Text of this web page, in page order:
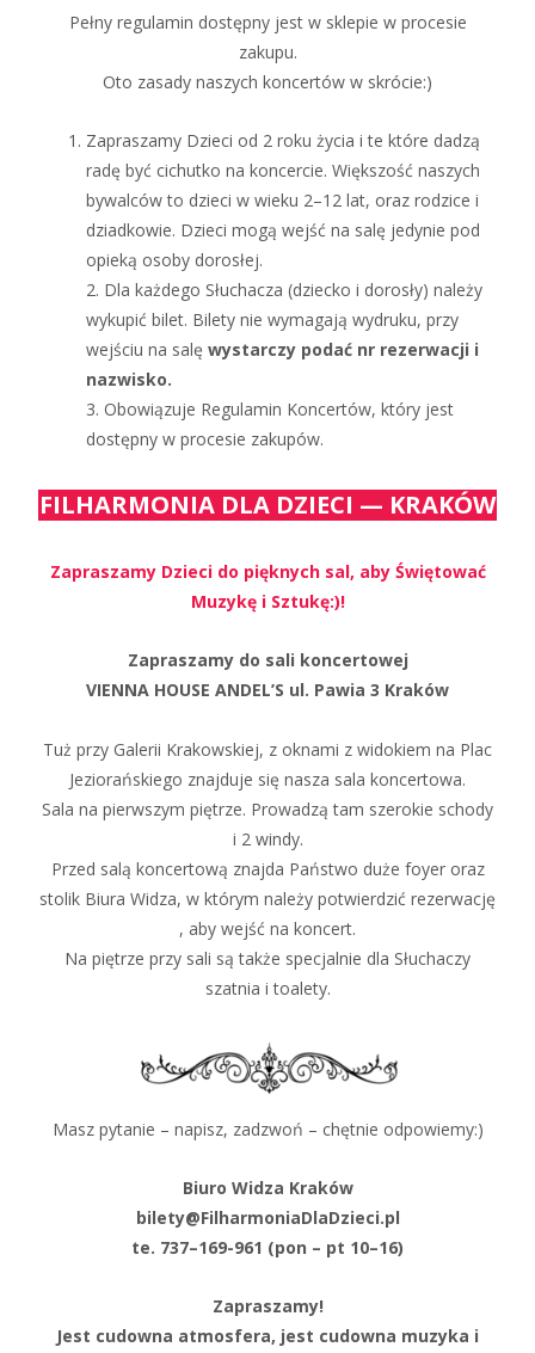
Pełny regulamin dostępny jest w sklepie w procesie
zakupu.
Oto zasady naszych koncertów w skrócie:)
Zapraszamy Dzieci od 2 roku życia i te które dadzą
radę być cichutko na koncercie. Większość naszych
bywalców to dzieci w wieku 2–12 lat, oraz rodzice i
dziadkowie. Dzieci mogą wejść na salę jedynie pod
opieką osoby dorosłej.
2. Dla każdego Słuchacza (dziecko i dorosły) należy
wykupić bilet. Bilety nie wymagają wydruku, przy
wejściu na salę wystarczy podać nr rezerwacji i
nazwisko.
3. Obowiązuje Regulamin Koncertów, który jest
dostępny w procesie zakupów.
FILHARMONIA DLA DZIECI — KRAKÓW
Zapraszamy Dzieci do pięknych sal, aby Świętować
Muzykę i Sztukę:)!
Zapraszamy do sali koncertowej
VIENNA HOUSE ANDEL’S ul. Pawia 3 Kraków
Tuż przy Galerii Krakowskiej, z oknami z widokiem na Plac
Jeziorańskiego znajduje się nasza sala koncertowa.
Sala na pierwszym piętrze. Prowadzą tam szerokie schody
i 2 windy.
Przed salą koncertową znajda Państwo duże foyer oraz
stolik Biura Widza, w którym należy potwierdzić rezerwację
, aby wejść na koncert.
Na piętrze przy sali są także specjalnie dla Słuchaczy
szatnia i toalety.
Masz pytanie – napisz, zadzwoń – chętnie odpowiemy:)
Biuro Widza Kraków
bilety@FilharmoniaDlaDzieci.pl
te. 737–169-961 (pon – pt 10–16)
Zapraszamy!
Jest cudowna atmosfera, jest cudowna muzyka i